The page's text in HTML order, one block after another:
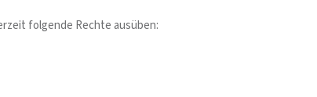
folgende Rechte ausüben: